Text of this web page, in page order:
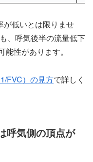
が低いとは限りませ
、呼気後半の流量低下
性があります。
FVC）の見方で詳しく
呼気側の頂点が